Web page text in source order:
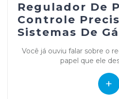
Regulador De
Controle
Sistemas De
Você já ouviu falar sobre o
papel que ele
+